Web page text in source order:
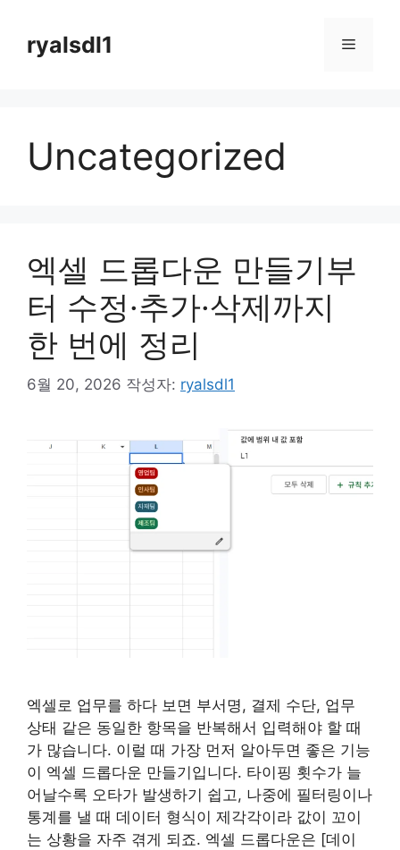
ryalsdl1 메
Uncategorized
엑셀 드롭다운 만들기부
터 수정·추가·삭제까지
한 번에 정리
6월 20, 2026 작성자: ryalsdl1
엑셀로 업무를 하다 보면 부서명, 결제 수단, 업무
상태 같은 동일한 항목을 반복해서 입력해야 할 때
가 많습니다. 이럴 때 가장 먼저 알아두면 좋은 기능
이 엑셀 드롭다운 만들기입니다. 타이핑 횟수가 늘
어날수록 오타가 발생하기 쉽고, 나중에 필터링이나
통계를 낼 때 데이터 형식이 제각각이라 값이 꼬이
는 상황을 자주 겪게 되죠. 엑셀 드롭다운은 [데이